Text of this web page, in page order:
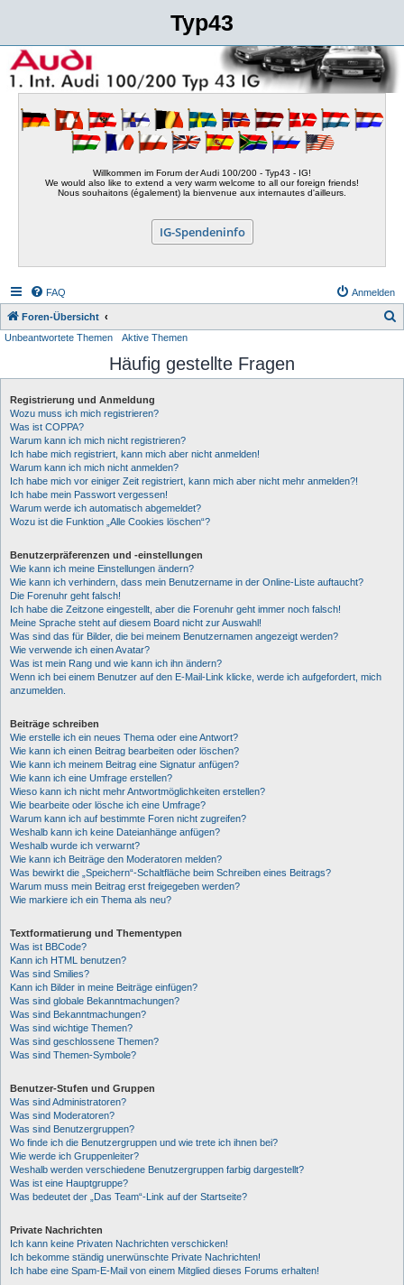
Typ43
Willkommen im Forum der Audi 100/200 - Typ43 - IG!
We would also like to extend a very warm welcome to all our foreign friends!
Nous souhaitons (également) la bienvenue aux internautes d'ailleurs.
IG-Spendeninfo
FAQ Anmelden
Foren-Übersicht
h
Unbeantwortete Themen Aktive Themen
Häufig gestellte Fragen
Registrierung und Anmeldung
Wozu muss ich mich registrieren?
Was ist COPPA?
Warum kann ich mich nicht registrieren?
Ich habe mich registriert, kann mich aber nicht anmelden!
Warum kann ich mich nicht anmelden?
Ich habe mich vor einiger Zeit registriert, kann mich aber nicht mehr anmelden?!
Ich habe mein Passwort vergessen!
Warum werde ich automatisch abgemeldet?
Wozu ist die Funktion „Alle Cookies löschen“?
Benutzerpräferenzen und -einstellungen
Wie kann ich meine Einstellungen ändern?
Wie kann ich verhindern, dass mein Benutzername in der Online-Liste auftaucht?
Die Forenuhr geht falsch!
Ich habe die Zeitzone eingestellt, aber die Forenuhr geht immer noch falsch!
Meine Sprache steht auf diesem Board nicht zur Auswahl!
Was sind das für Bilder, die bei meinem Benutzernamen angezeigt werden?
Wie verwende ich einen Avatar?
Was ist mein Rang und wie kann ich ihn ändern?
Wenn ich bei einem Benutzer auf den E-Mail-Link klicke, werde ich aufgefordert, mich
anzumelden.
Beiträge schreiben
Wie erstelle ich ein neues Thema oder eine Antwort?
Wie kann ich einen Beitrag bearbeiten oder löschen?
Wie kann ich meinem Beitrag eine Signatur anfügen?
Wie kann ich eine Umfrage erstellen?
Wieso kann ich nicht mehr Antwortmöglichkeiten erstellen?
Wie bearbeite oder lösche ich eine Umfrage?
Warum kann ich auf bestimmte Foren nicht zugreifen?
Weshalb kann ich keine Dateianhänge anfügen?
Weshalb wurde ich verwarnt?
Wie kann ich Beiträge den Moderatoren melden?
Was bewirkt die „Speichern“-Schaltfläche beim Schreiben eines Beitrags?
Warum muss mein Beitrag erst freigegeben werden?
Wie markiere ich ein Thema als neu?
Textformatierung und Thementypen
Was ist BBCode?
Kann ich HTML benutzen?
Was sind Smilies?
Kann ich Bilder in meine Beiträge einfügen?
Was sind globale Bekanntmachungen?
Was sind Bekanntmachungen?
Was sind wichtige Themen?
Was sind geschlossene Themen?
Was sind Themen-Symbole?
Benutzer-Stufen und Gruppen
Was sind Administratoren?
Was sind Moderatoren?
Was sind Benutzergruppen?
Wo finde ich die Benutzergruppen und wie trete ich ihnen bei?
Wie werde ich Gruppenleiter?
Weshalb werden verschiedene Benutzergruppen farbig dargestellt?
Was ist eine Hauptgruppe?
Was bedeutet der „Das Team“-Link auf der Startseite?
Private Nachrichten
Ich kann keine Privaten Nachrichten verschicken!
Ich bekomme ständig unerwünschte Private Nachrichten!
Ich habe eine Spam-E-Mail von einem Mitglied dieses Forums erhalten!